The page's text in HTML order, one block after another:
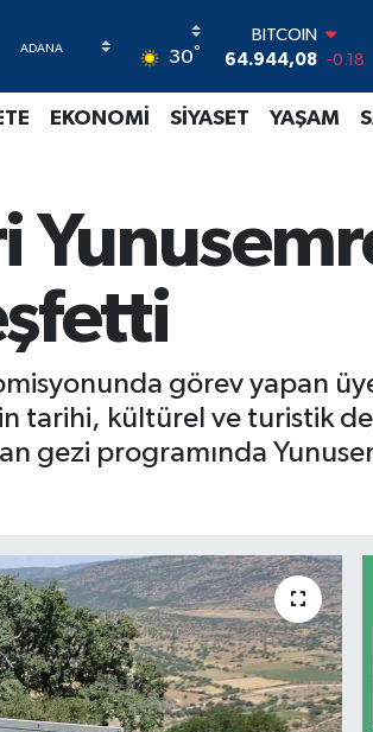
30°
DOLAR
47,7436
0.18
EURO
55,2510 0.32
BİST100
13.779
-14
EKONOMİ SİYASET YAŞAM
görev yapan
tarihi, kültürel ve turistik
gezi programında